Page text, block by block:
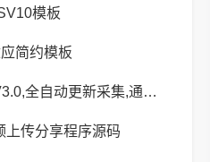
模板
简约模板
智云影院CMS系统源码V3.0,全自动更新采集,通用API接口
上传分享程序源码